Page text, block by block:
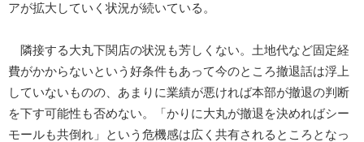
アが拡大していく状況が続いている。
隣接する大丸下関店の状況も芳しくない。土地代など固定経
費がかからないという好条件もあって今のところ撤退話は浮上
していないものの、あまりに業績が悪ければ本部が撤退の判断
を下す可能性も否めない。「かりに大丸が撤退を決めればシー
モールも共倒れ」という危機感は広く共有されるところとなっ